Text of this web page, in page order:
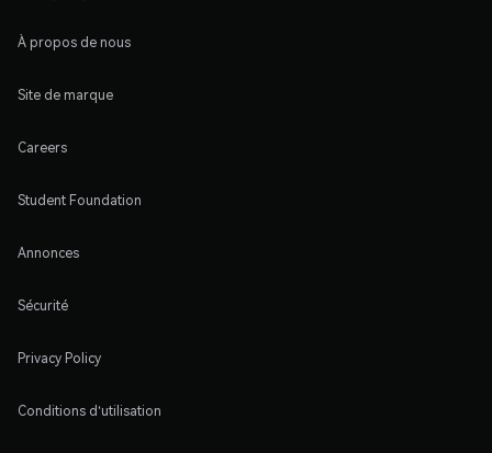
À propos de nous
Site de marque
Careers
Student Foundation
Annonces
Sécurité
Privacy Policy
Conditions d'utilisation